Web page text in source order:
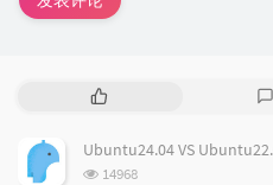
热
浏
14968